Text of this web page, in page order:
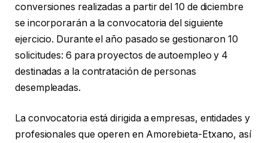
conversiones realizadas a partir del 10 de diciembre
se incorporarán a la convocatoria del siguiente
ejercicio. Durante el año pasado se gestionaron 10
solicitudes: 6 para proyectos de autoempleo y 4
destinadas a la contratación de personas
desempleadas.
La convocatoria está dirigida a empresas, entidades y
profesionales que operen en Amorebieta-Etxano, así